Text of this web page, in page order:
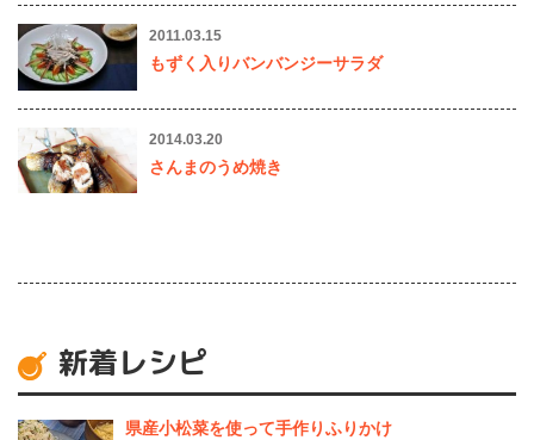
2011.03.15
もずく入りバンバンジーサラダ
2014.03.20
さんまのうめ焼き
新着レシピ
県産⼩松菜を使って⼿作りふりかけ